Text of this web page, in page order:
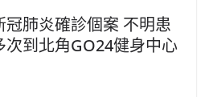
肺炎確診個案 不明患
到北角GO24健身中心